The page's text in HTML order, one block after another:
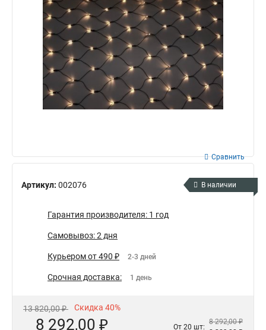
Артикул: 002076
Сравнить
В наличии
Гарантия производителя: 1 год
Самовывоз: 2 дня
Курьером от 490 ₽ 2-3 дней
Срочная доставка: 1 день
13 820,00 ₽ Скидка 40%
8 292,00 ₽ От 20 шт:
8 292,00 ₽